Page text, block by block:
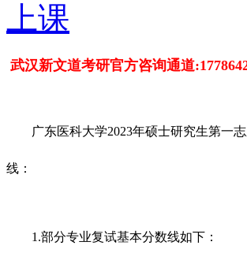
武汉新文道考研官方咨询通道
广东医科大学2023年硕士研究生第一志
线：
1.部分专业复试基本分数线如下：